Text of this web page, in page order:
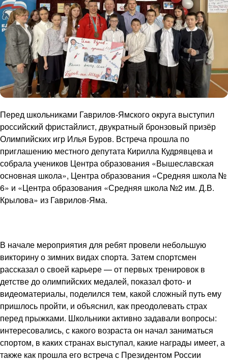
Перед школьниками Гаврилов-Ямского округа выступил
российский фристайлист, двукратный бронзовый призёр
Олимпийских игр Илья Буров. Встреча прошла по
приглашению местного депутата Кирилла Кудрявцева и
собрала учеников Центра образования «Вышеславская
основная школа», Центра образования «Средняя школа №
6» и «Центра образования «Средняя школа №2 им. Д.В.
Крылова» из Гаврилов-Яма.
В начале мероприятия для ребят провели небольшую
викторину о зимних видах спорта. Затем спортсмен
рассказал о своей карьере — от первых тренировок в
детстве до олимпийских медалей, показал фото- и
видеоматериалы, поделился тем, какой сложный путь ему
пришлось пройти, и объяснил, как преодолевать страх
перед прыжками. Школьники активно задавали вопросы:
интересовались, с какого возраста он начал заниматься
спортом, в каких странах выступал, какие награды имеет, а
также как прошла его встреча с Президентом России